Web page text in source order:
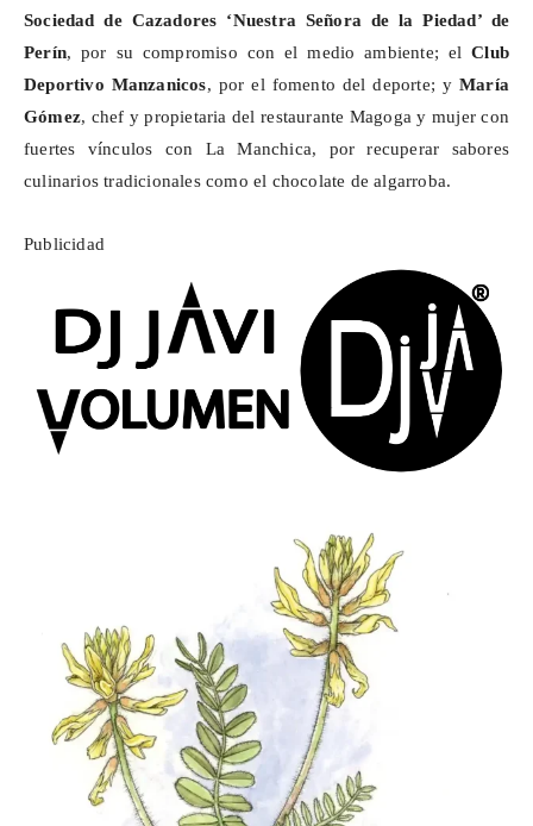
Sociedad de Cazadores ‘Nuestra Señora de la Piedad’ de
Perín, por su compromiso con el medio ambiente; elClub
Deportivo Manzanicos, por el fomento del deporte; y María
Gómez, chef y propietaria del restaurante Magoga y mujer con
fuertes vínculos con La Manchica, por recuperar sabores
culinarios tradicionales como el chocolate de algarroba.
Publicidad